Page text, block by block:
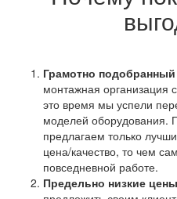
Грамотно
монтажная организация
это время мы успели
моделей оборудования.
предлагаем только
цена/качество, то чем
повседневной работе.
Предельно низкие